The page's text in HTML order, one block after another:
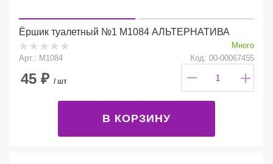
Ёршик туалетный №1 М1084 АЛЬТЕРНАТИВА
Много
Арт.: М1084
Код: 00-00067455
45 ₽ / шт
В КОРЗИНУ